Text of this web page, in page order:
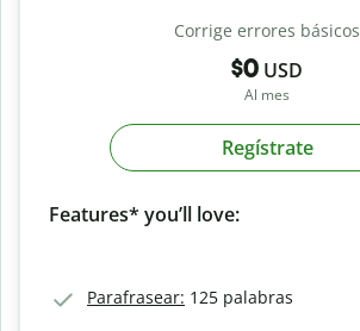
Corrige errores básicos
$0 USD
Al mes
Regístrate
Features* you’ll love:
Parafrasear: 125 palabras